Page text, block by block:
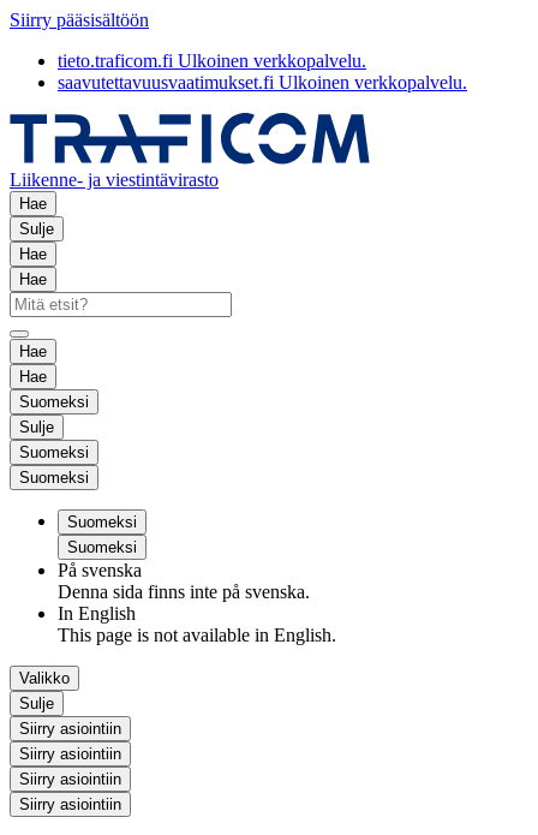
Siirry pääsisältöön
tieto.traficom.fi Ulkoinen verkkopalvelu.
saavutettavuusvaatimukset.fi Ulkoinen verkkopalvelu.
Liikenne- ja viestintävirasto
Hae
Sulje
Hae
Hae
Hae
Hae
Suomeksi
Sulje
Suomeksi
Suomeksi
Suomeksi
Suomeksi
På svenska
Denna sida finns inte på svenska.
In English
This page is not available in English.
Valikko
Sulje
Siirry asiointiin
Siirry asiointiin
Siirry asiointiin
Siirry asiointiin